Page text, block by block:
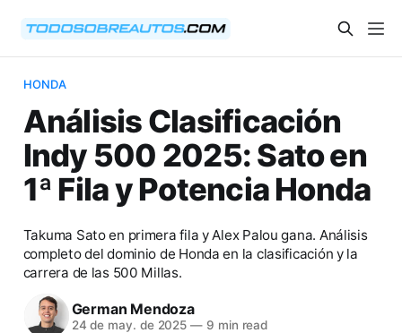
HONDA
Análisis Clasificación
Indy 500 2025: Sato en
1ª Fila y Potencia Honda
Takuma Sato en primera fila y Alex Palou gana. Análisis
completo del dominio de Honda en la clasificación y la
carrera de las 500 Millas.
German Mendoza
24 de may. de 2025 — 9 min read